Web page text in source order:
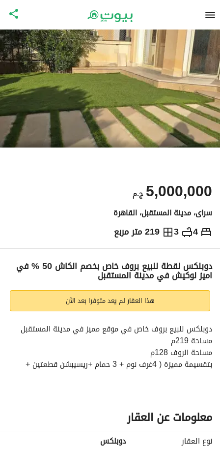
ج.م 5,000,000
سراى، مدينة المستقبل، القاهرة
4
3 219 متر مربع ج.م5,000,000
التفاصيل الاتجاهات والمؤشرات رهن عقاريدوبلكس لقطة للبيع بروف خاص بخصم الكاش 50 % في
اميز لوكيش في مدينة المستقبل
هذا العقار لم يعد متوفرا بعد الآن
دوبلكس للبيع بروف خاص في موقع مميز في مدينة المستقبل
مساحة 219م
مساحة الروف 128م
يقع على مساحات خضراء
السعر بعد خصم الكاش 5 مليون
ابعتلنا رسالة علشان تعرف باقي التفاصيل ونحدد معاد للمعاينة
معلومات عن العقار
نوع العقار
دوبلكس